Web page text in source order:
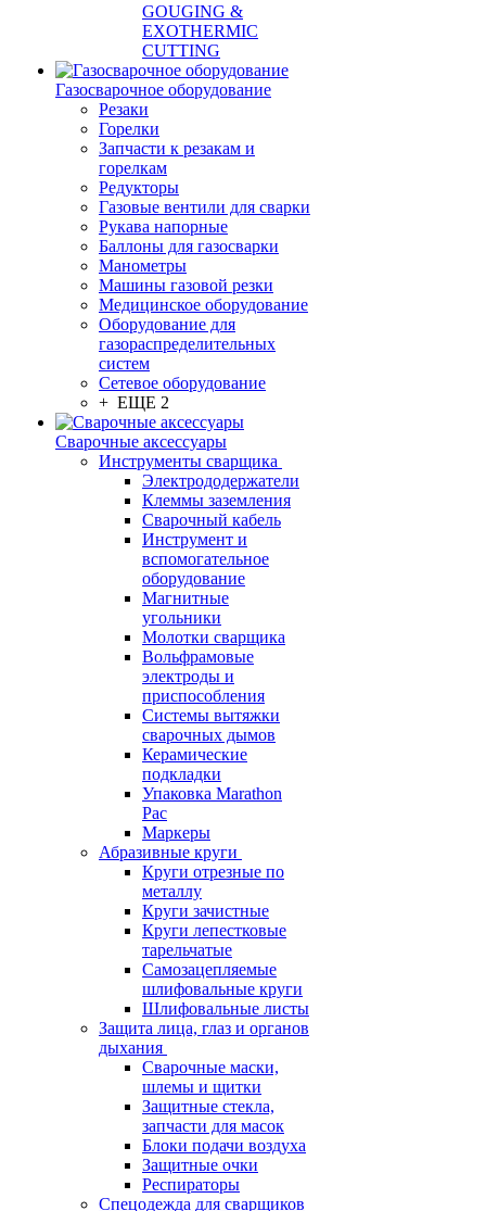
GOUGING &
EXOTHERMIC
CUTTING
Газосварочное оборудование
Резаки
Горелки
Запчасти к резакам и
горелкам
Редукторы
Газовые вентили для сварки
Рукава напорные
Баллоны для газосварки
Манометры
Машины газовой резки
Медицинское оборудование
Оборудование для
газораспределительных
систем
Сетевое оборудование
+ ЕЩЕ 2
Сварочные аксессуары
Инструменты сварщика
Электрододержатели
Клеммы заземления
Сварочный кабель
Инструмент и
вспомогательное
оборудование
Магнитные
угольники
Молотки сварщика
Вольфрамовые
электроды и
приспособления
Системы вытяжки
сварочных дымов
Керамические
подкладки
Упаковка Marathon
Pac
Маркеры
Абразивные круги
Круги отрезные по
металлу
Круги зачистные
Круги лепестковые
тарельчатые
Самозацепляемые
шлифовальные круги
Шлифовальные листы
Защита лица, глаз и органов
дыхания
Сварочные маски,
шлемы и щитки
Защитные стекла,
запчасти для масок
Блоки подачи воздуха
Защитные очки
Респираторы
Спецодежда для сварщиков